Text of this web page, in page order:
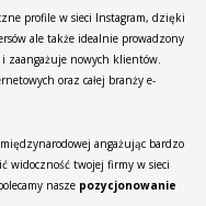
profile w sieci Instagram, dzięki
ale także idealnie prowadzony
zaangażuje nowych klientów.
oraz całej branży e-
angażując bardzo
widoczność twojej firmy w sieci
nasze pozycjonowanie